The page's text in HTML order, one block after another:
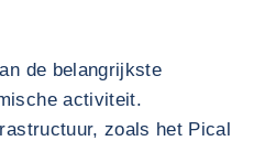
de belangrijkste
activiteit.
zoals het Pical